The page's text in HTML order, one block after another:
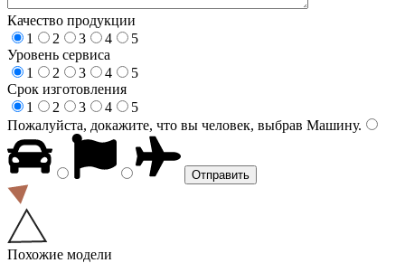
Качество продукции
1
2 3 4
5
Уровень сервиса
1
2 3 4
5
Срок изготовления
1
2 3 4
5
Пожалуйста, докажите, что вы человек, выбрав Машину.
Похожие модели